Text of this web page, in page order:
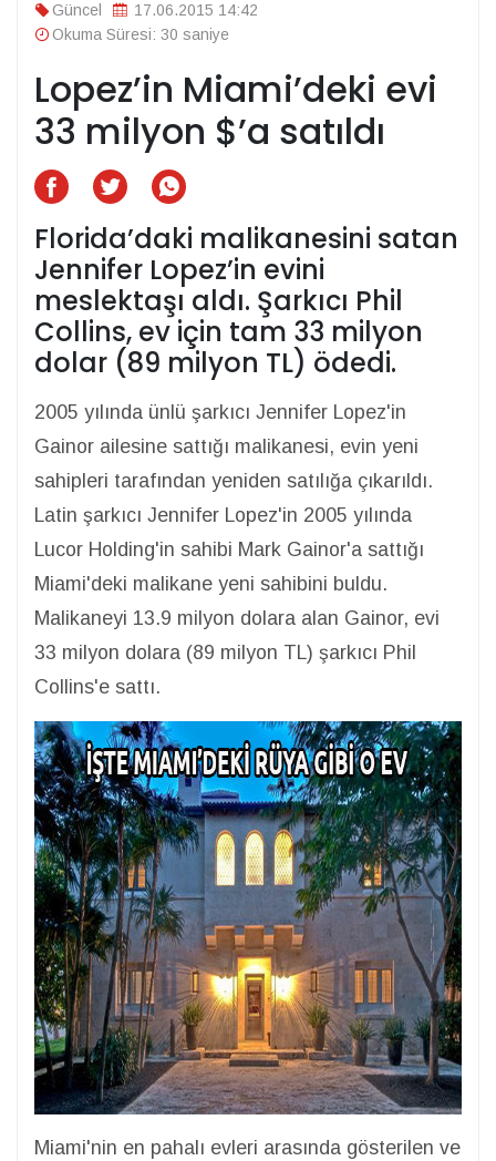
Güncel
17.06.2015 14:42
Okuma Süresi: 30 saniye
Lopez’in Miami’deki evi
33 milyon $’a satıldı
Florida’daki malikanesini satan
Jennifer Lopez’in evini
meslektaşı aldı. Şarkıcı Phil
Collins, ev için tam 33 milyon
dolar (89 milyon TL) ödedi.
2005 yılında ünlü şarkıcı Jennifer Lopez'in
Gainor ailesine sattığı malikanesi, evin yeni
sahipleri tarafından yeniden satılığa çıkarıldı.
Latin şarkıcı Jennifer Lopez'in 2005 yılında
Lucor Holding'in sahibi Mark Gainor'a sattığı
Miami'deki malikane yeni sahibini buldu.
Malikaneyi 13.9 milyon dolara alan Gainor, evi
33 milyon dolara (89 milyon TL) şarkıcı Phil
Collins'e sattı.
Miami'nin en pahalı evleri arasında gösterilen ve